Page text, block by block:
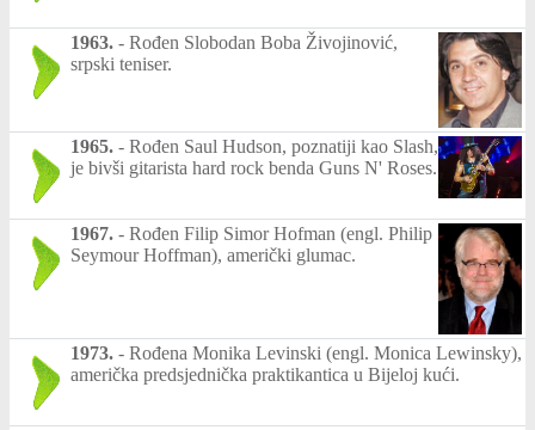
1963. - Rođen Slobodan Boba Živojinović,
srpski teniser.
1965. - Rođen Saul Hudson, poznatiji kao Slash,
je bivši gitarista hard rock benda Guns N' Roses.
1967. - Rođen Filip Simor Hofman (engl. Philip
Seymour Hoffman), američki glumac.
1973. - Rođena Monika Levinski (engl. Monica Lewinsky),
američka predsjednička praktikantica u Bijeloj kući.